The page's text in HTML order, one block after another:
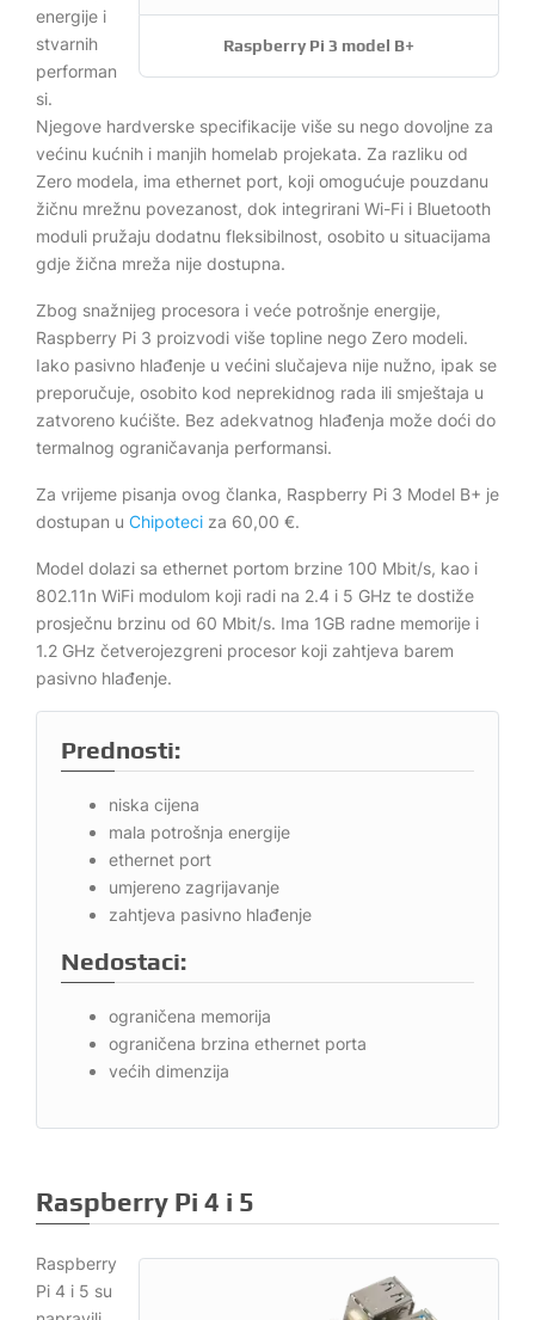
Raspberry Pi 3 model B+
energije i
stvarnih
performan
si.
Njegove hardverske specifikacije više su nego dovoljne za
većinu kućnih i manjih homelab projekata. Za razliku od
Zero modela, ima ethernet port, koji omogućuje pouzdanu
žičnu mrežnu povezanost, dok integrirani Wi-Fi i Bluetooth
moduli pružaju dodatnu fleksibilnost, osobito u situacijama
gdje žična mreža nije dostupna.
Zbog snažnijeg procesora i veće potrošnje energije,
Raspberry Pi 3 proizvodi više topline nego Zero modeli.
Iako pasivno hlađenje u većini slučajeva nije nužno, ipak se
preporučuje, osobito kod neprekidnog rada ili smještaja u
zatvoreno kućište. Bez adekvatnog hlađenja može doći do
termalnog ograničavanja performansi.
Za vrijeme pisanja ovog članka, Raspberry Pi 3 Model B+ je
dostupan u Chipoteci za 60,00 €.
Model dolazi sa ethernet portom brzine 100 Mbit/s, kao i
802.11n WiFi modulom koji radi na 2.4 i 5 GHz te dostiže
prosječnu brzinu od 60 Mbit/s. Ima 1GB radne memorije i
1.2 GHz četverojezgreni procesor koji zahtjeva barem
pasivno hlađenje.
Prednosti:
niska cijena
mala potrošnja energije
ethernet port
umjereno zagrijavanje
zahtjeva pasivno hlađenje
Nedostaci:
ograničena memorija
ograničena brzina ethernet porta
većih dimenzija
Raspberry Pi 4 i 5
Raspberry
Pi 4 i 5 su